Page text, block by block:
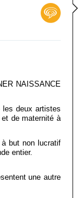
NAISSANCE
deux artistes
de maternité à
but non lucratif
entier.
une autre